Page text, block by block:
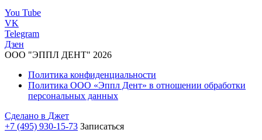
You Tube
VK
Telegram
Дзен
ООО "ЭППЛ ДЕНТ" 2026
Политика конфиденциальности
Политика ООО «Эппл Дент» в отношении обработки
персональных данных
Сделано в Джет
+7 (495) 930-15-73 Записаться